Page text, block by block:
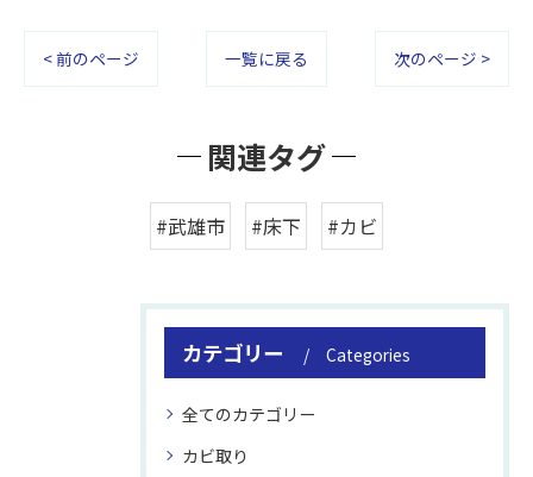
< 前のページ 一覧に戻る 次のページ >
関連タグ
#武雄市 #床下 #カビ
カテゴリー Categories
全てのカテゴリー
カビ取り